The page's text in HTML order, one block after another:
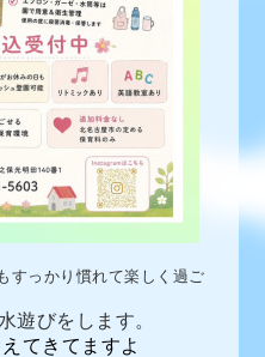
すっかり慣れて楽しく過ご
遊びをします。
てきてますよ